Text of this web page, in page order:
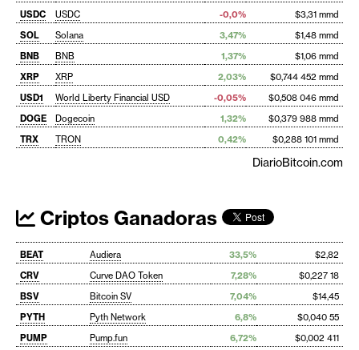
USDC
USDC -0,0%
$3,31 mmd
SOL
Solana 3,47%
$1,48 mmd
BNB
BNB 1,37%
$1,06 mmd
XRP
XRP 2,03%
$0,744 452 mmd
USD1
World Liberty Financial USD -0,05%
$0,508 046 mmd
DOGE
Dogecoin 1,32%
$0,379 988 mmd
TRX
TRON 0,42% $0,288 101 mmd
DiarioBitcoin.com
Criptos Ganadoras
BEAT Audiera 33,5%
$2,82
CRV
Curve DAO Token 7,28%
$0,227 18
BSV
Bitcoin SV 7,04%
$14,45
PYTH
Pyth Network 6,8%
$0,040 55
PUMP
Pump.fun 6,72%
$0,002 411